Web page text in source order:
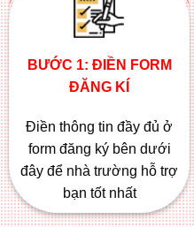
BƯỚC 1: ĐIỀN FORM
ĐĂNG KÍ
Điền thông tin đầy đủ ở
form đăng ký bên dưới
đây để nhà trường hỗ trợ
bạn tốt nhất